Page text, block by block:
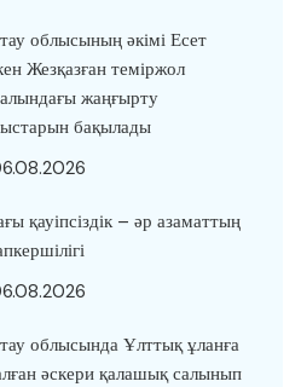
облысының әкімі Есет
Жезқазған теміржол
жаңғырту
бақылады
қауіпсіздік – әр азаматтың
облысында Ұлттық ұланға
әскери қалашық салынып